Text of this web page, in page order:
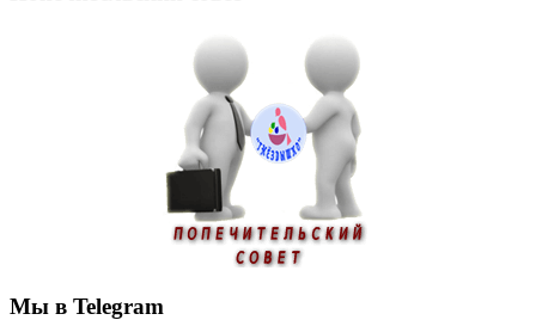
Мы в Telegram